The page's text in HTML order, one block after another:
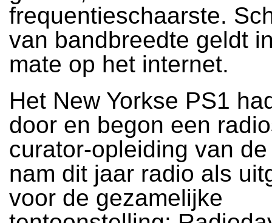
frequentieschaarste.
van bandbreedte geldt
mate op het internet.
Het New Yorkse PS1
door en begon een
curator-opleiding van
nam dit jaar radio als
voor de gezamelijke